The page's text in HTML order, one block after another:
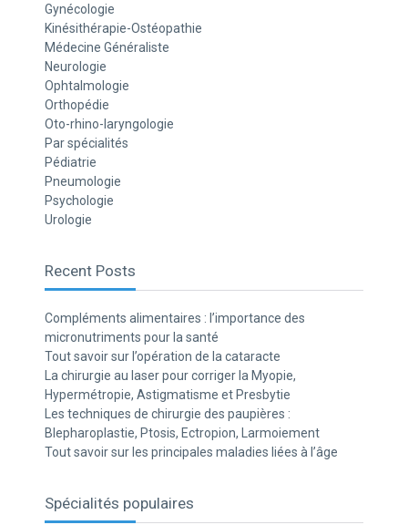
Gynécologie
Kinésithérapie-Ostéopathie
Médecine Généraliste
Neurologie
Ophtalmologie
Orthopédie
Oto-rhino-laryngologie
Par spécialités
Pédiatrie
Pneumologie
Psychologie
Urologie
Recent Posts
Compléments alimentaires : l’importance des
micronutriments pour la santé
Tout savoir sur l’opération de la cataracte
La chirurgie au laser pour corriger la Myopie,
Hypermétropie, Astigmatisme et Presbytie
Les techniques de chirurgie des paupières :
Blepharoplastie, Ptosis, Ectropion, Larmoiement
Tout savoir sur les principales maladies liées à l’âge
Spécialités populaires